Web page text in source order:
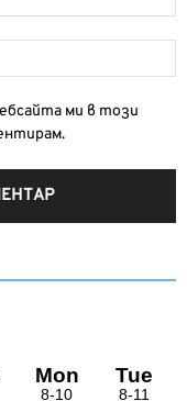
ми в този